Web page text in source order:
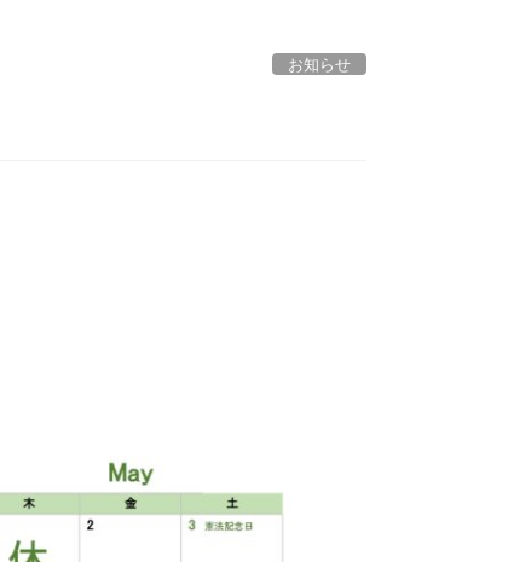
お知らせ